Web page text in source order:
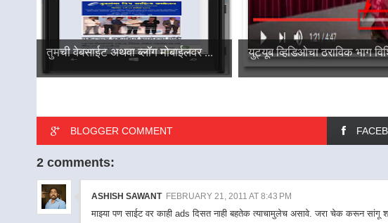
तुमची वेबसाईट अथवा ब्लॉग मोबाईलवर ... युट्यूब व्हिडिओचा ठराविक भाग
BLOGGER COMMENT
2 comments:
ASHISH SAWANT FEBRUARY 21, 2011 AT 8:43 PM
माझ्या पण साईट वर काही ads दिसत नाही बहतेक त्याचामुलेच असावे. जरा चेक करून सांगू